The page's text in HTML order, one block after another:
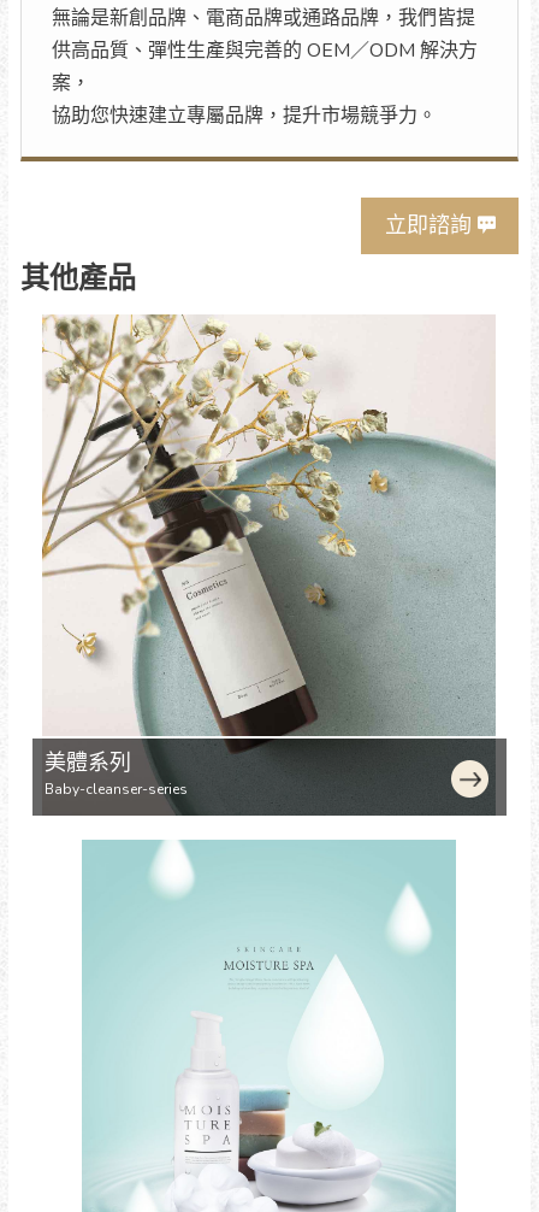
無論是新創品牌、電商品牌或通路品牌，我們皆提
供高品質、彈性生產與完善的 OEM／ODM 解決方
案，
協助您快速建立專屬品牌，提升市場競爭力。
立即諮詢
其他產品
美體系列
Baby-cleanser-series